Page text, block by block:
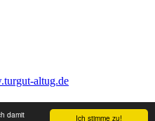
Ich stimme zu!
damit
altug.de